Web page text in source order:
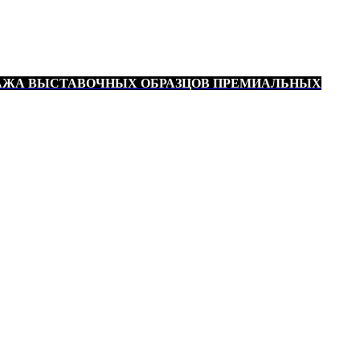
ВЫСТАВОЧНЫХ ОБРАЗЦОВ ПРЕМИАЛЬНЫХ